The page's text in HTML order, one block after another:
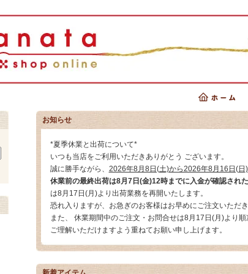
お知らせ
*夏季休業と出荷について*
いつも当店をご利用いただきありがとう ございます。
誠に勝手ながら、 2026年8月8日(土)から2026年8月16日(日
休業前の最終出荷は8月7日(金)12時までに入金が確認され
は8月17日(月)より出荷業務を再開いたします。
恐れ入りますが、お急ぎのお客様はお早めにご注文いただ
また、 休業期間中のご注文・お問合せは8月17日(月)より順
ご理解いただけますよう重ねてお願い申し上げます。